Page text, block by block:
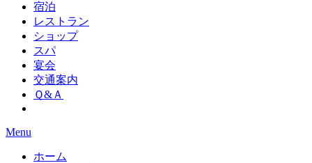
宿泊
レストラン
ショップ
スパ
宴会
交通案内
Ｑ&Ａ
Menu
ホーム